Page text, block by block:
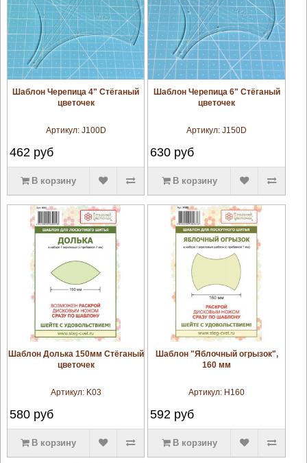
увеличить
Шаблон Черепица 4" Стёганый
цветочек
Артикул: J100D
462 руб
В корзину
увеличить
Шаблон Черепица 6" Стёганый
цветочек
Артикул:J150D
630 руб
В корзину
увеличить
Шаблон Долька 150мм Стёганый
цветочек
Артикул: K03
580руб
В корзину
увеличить
Шаблон "Яблочный огрызок",
160 мм
Артикул: H160
592 руб
В корзину